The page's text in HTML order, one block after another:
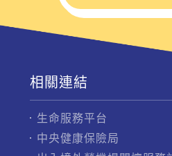
相關連結
生命服務平台
中央健康保險局